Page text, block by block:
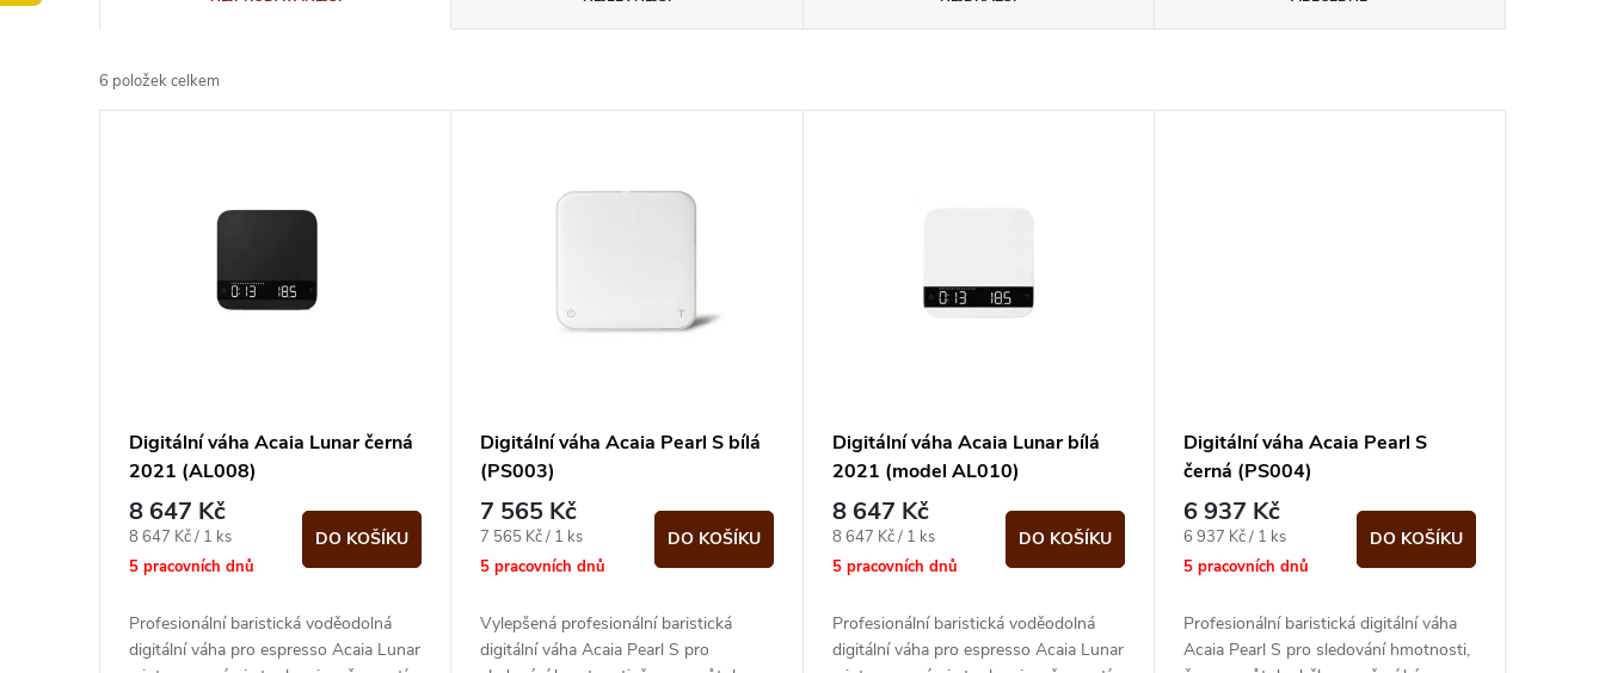
a
z
6 položek celkem
Digitální váha Acaia Lunar černá
2021 (AL008)
8 647 Kč
Měrná
cena:
8 647 Kč / 1 ks
5 pracovních dnů
DO KOŠÍKU
Profesionální baristická voděodolná
digitální váha pro espresso Acaia Lunar
Digitální váha Acaia Pearl S bílá
(PS003)
7 565 Kč
Měrná
cena:
7 565 Kč / 1 ks
5 pracovních dnů
DO KOŠÍKU
Vylepšená profesionální baristická
digitální váha Acaia Pearl S pro
Digitální váha Acaia Lunar bílá
2021 (model AL010)
8 647 Kč
Měrná
cena:
8 647 Kč / 1 ks
5 pracovních dnů
DO KOŠÍKU
Profesionální baristická voděodolná
digitální váha pro espresso Acaia Lunar
Digitální váha Acaia Pearl S
černá (PS004)
6 937 Kč
Měrná
cena:
6 937 Kč / 1 ks
5 pracovních dnů
DO KOŠÍKU
Profesionální baristická digitální váha
Acaia Pearl S pro sledování hmotnosti,